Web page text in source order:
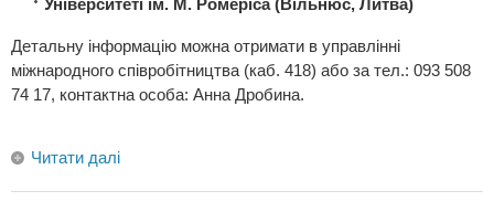
Університеті ім. М. Ромеріса (Вільнюс, Литва)
Детальну інформацію можна отримати в управлінні
міжнародного співробітництва (каб. 418) або за тел.: 093 508
74 17, контактна особа: Анна Дробина.
Читати далі